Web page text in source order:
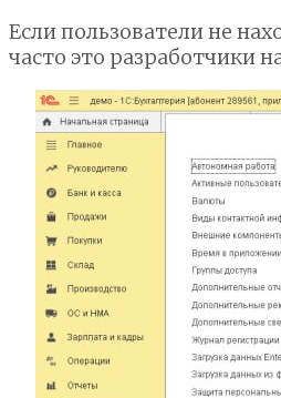
Если пользователи не
часто это разработчики